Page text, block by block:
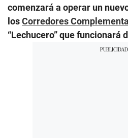
comenzará a operar un
losCorredores
“Lechucero” que funcionará